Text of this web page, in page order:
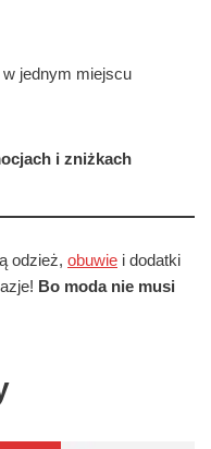
w jednym miejscu
i zniżkach
odzież, obuwie i dodatki
Bo moda nie musi